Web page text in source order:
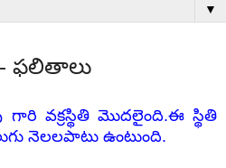
▼
- ఫలితాలు
గారి వక్రస్థితి మొదలైంది.ఈ స్థితి
నెలలపాటు ఉంటుంది.